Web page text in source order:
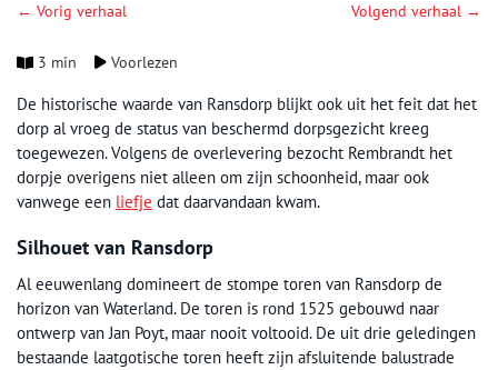
← Vorig verhaal Volgend verhaal →
3 min Voorlezen
De historische waarde van Ransdorp blijkt ook uit het feit dat het
dorp al vroeg de status van beschermd dorpsgezicht kreeg
toegewezen. Volgens de overlevering bezocht Rembrandt het
dorpje overigens niet alleen om zijn schoonheid, maar ook
vanwege een liefje dat daarvandaan kwam.
Silhouet van Ransdorp
Al eeuwenlang domineert de stompe toren van Ransdorp de
horizon van Waterland. De toren is rond 1525 gebouwd naar
ontwerp van Jan Poyt, maar nooit voltooid. De uit drie geledingen
bestaande laatgotische toren heeft zijn afsluitende balustrade